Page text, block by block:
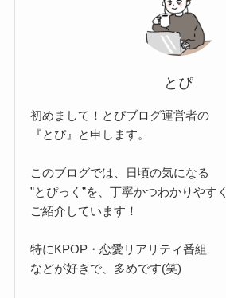
とぴ
初めまして！とぴブログ運営者の
『とぴ』と申します。
このブログでは、日頃の気になる
”とぴっく”を、丁寧かつわかりやすく
ご紹介しています！
特にKPOP・恋愛リアリティ番組
などが好きで、多めです(笑)